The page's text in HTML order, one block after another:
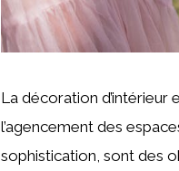
La décoration d’intérieur
l’agencement des
sophistication, sont des